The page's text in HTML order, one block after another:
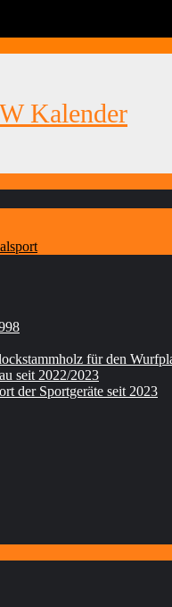
Kalender
für den
seit 2022/2023
der Sportgeräte seit 2023